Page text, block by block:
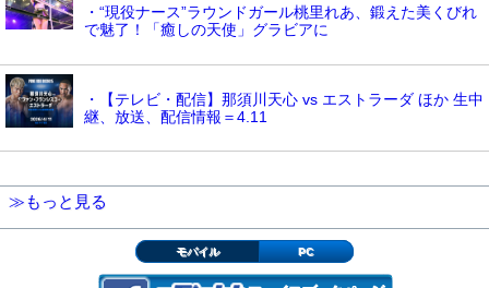
・“現役ナース”ラウンドガール桃里れあ、鍛えた美くびれ
で魅了！「癒しの天使」グラビアに
・【テレビ・配信】那須川天心 vs エストラーダ ほか 生中
継、放送、配信情報＝4.11
≫もっと見る
モバイル PC